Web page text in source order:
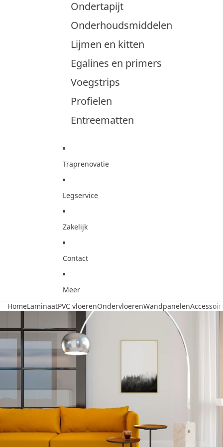
Ondertapijt
Onderhoudsmiddelen
Lijmen en kitten
Egalines en primers
Voegstrips
Profielen
Entreematten
Traprenovatie
Legservice
Zakelijk
Contact
Meer
HomeLaminaatPVC vloerenOndervloerenWandpanelen
Ga direct naar de productinformatie